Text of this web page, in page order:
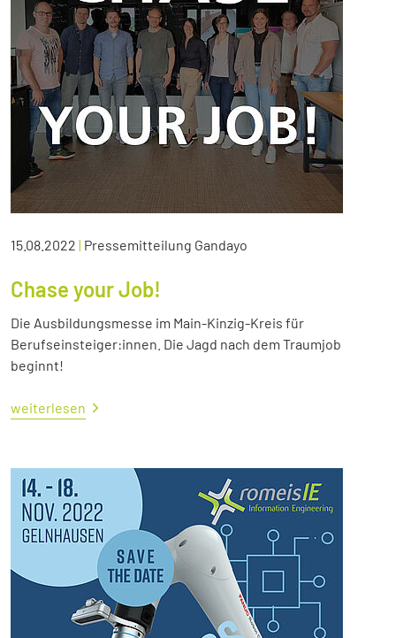
15.08.2022 | Pressemitteilung Gandayo
Chase your Job!
Die Ausbildungsmesse im Main-Kinzig-Kreis für
Berufseinsteiger:innen. Die Jagd nach dem Traumjob
beginnt!
weiterlesen